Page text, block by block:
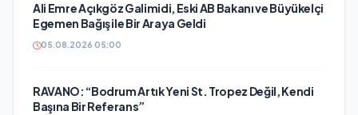
Ali Emre Açıkgöz Galimidi, Eski AB Bakanı ve Büyükelçi
Egemen Bağış ile Bir Araya Geldi
05.08.2026 05:00
RAVANO: “Bodrum Artık Yeni St. Tropez Değil, Kendi
Başına Bir Referans”